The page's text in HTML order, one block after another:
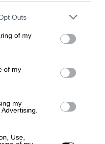
uses one or more Google
You may click to
its third-party tags to
purposes in below Google
Outs
of my
of my
my
Use,
από ναυάγιο
μετανάστες
των